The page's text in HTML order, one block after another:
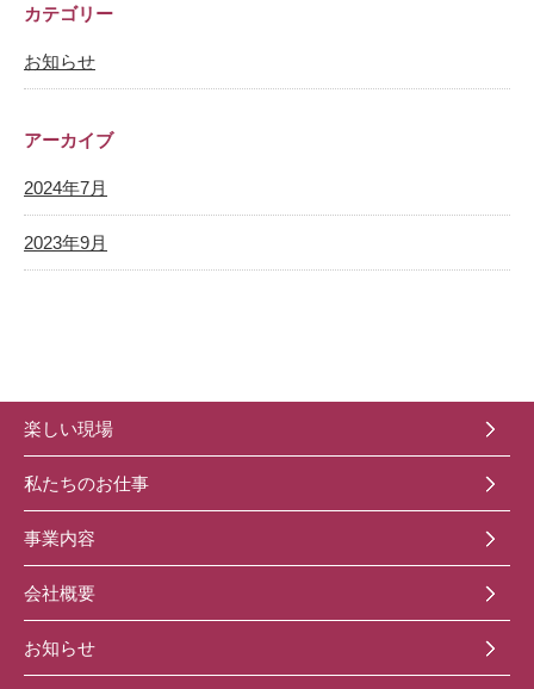
カテゴリー
お知らせ
アーカイブ
2024年7月
2023年9月
楽しい現場
私たちのお仕事
事業内容
会社概要
お知らせ